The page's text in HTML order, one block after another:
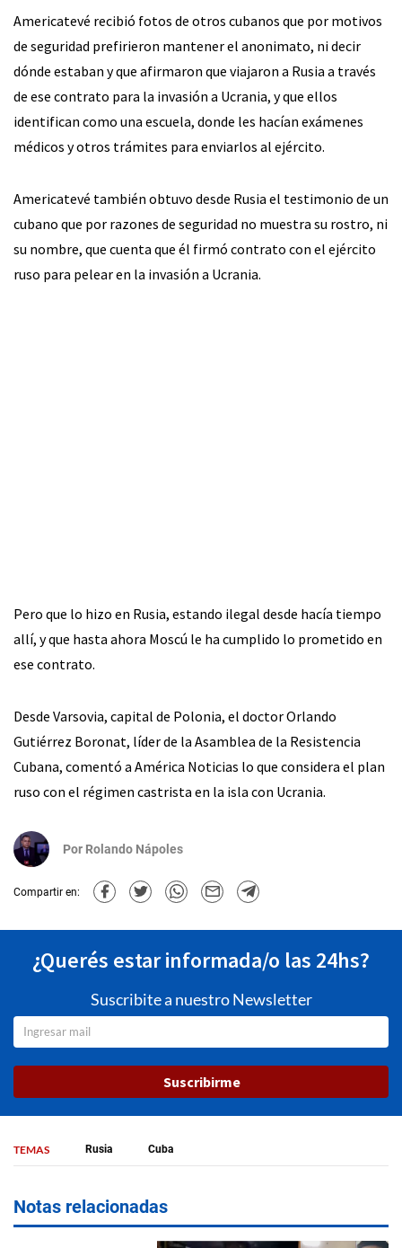
Americatevé recibió fotos de otros cubanos que por motivos
de seguridad prefirieron mantener el anonimato, ni decir
dónde estaban y que afirmaron que viajaron a Rusia a través
de ese contrato para la invasión a Ucrania, y que ellos
identifican como una escuela, donde les hacían exámenes
médicos y otros trámites para enviarlos al ejército.
Americatevé también obtuvo desde Rusia el testimonio de un
cubano que por razones de seguridad no muestra su rostro, ni
su nombre, que cuenta que él firmó contrato con el ejército
ruso para pelear en la invasión a Ucrania.
Pero que lo hizo en Rusia, estando ilegal desde hacía tiempo
allí, y que hasta ahora Moscú le ha cumplido lo prometido en
ese contrato.
Desde Varsovia, capital de Polonia, el doctor Orlando
Gutiérrez Boronat, líder de la Asamblea de la Resistencia
Cubana, comentó a América Noticias lo que considera el plan
ruso con el régimen castrista en la isla con Ucrania.
Por Rolando Nápoles
Compartir en:
¿Querés estar informada/o las 24hs?
Suscribite a nuestro Newsletter
Suscribirme
TEMAS Rusia Cuba
Notas relacionadas